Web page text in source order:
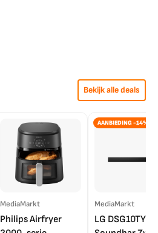
Bekijk alle deals
MediaMarkt
Philips Airfryer
AANBIEDING -14%
MediaMarkt
LG DSG10TY